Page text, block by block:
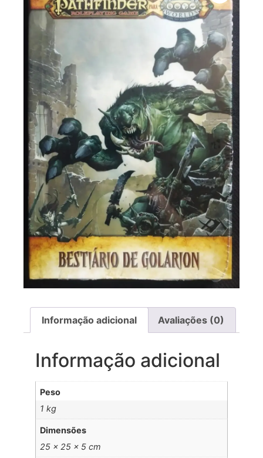
Informação adicional Avaliações (0)
Informação adicional
Peso
1 kg
Dimensões
25 × 25 × 5 cm